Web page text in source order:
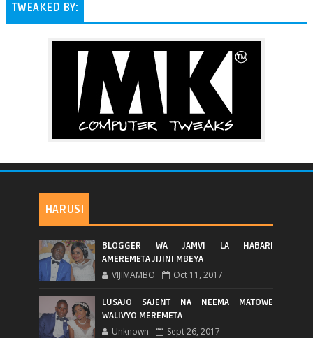
TWEAKED BY:
HARUSI
BLOGGER WA JAMVI LA HABARI
AMEREMETA JIJINI MBEYA
VIJIMAMBO Oct 11, 2017
LUSAJO SAJENT NA NEEMA MATOWE
WALIVYO MEREMETA
Unknown Sept 26, 2017